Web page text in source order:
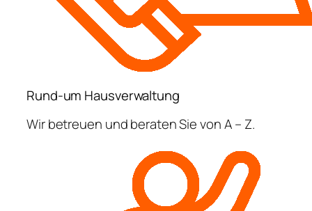
Rund-um Hausverwaltung
Wir betreuen und beraten Sie von A – Z.